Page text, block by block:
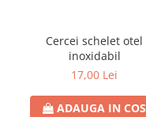
Cercei schelet otel
inoxidabil
17,00 Lei
ADAUGA IN COS